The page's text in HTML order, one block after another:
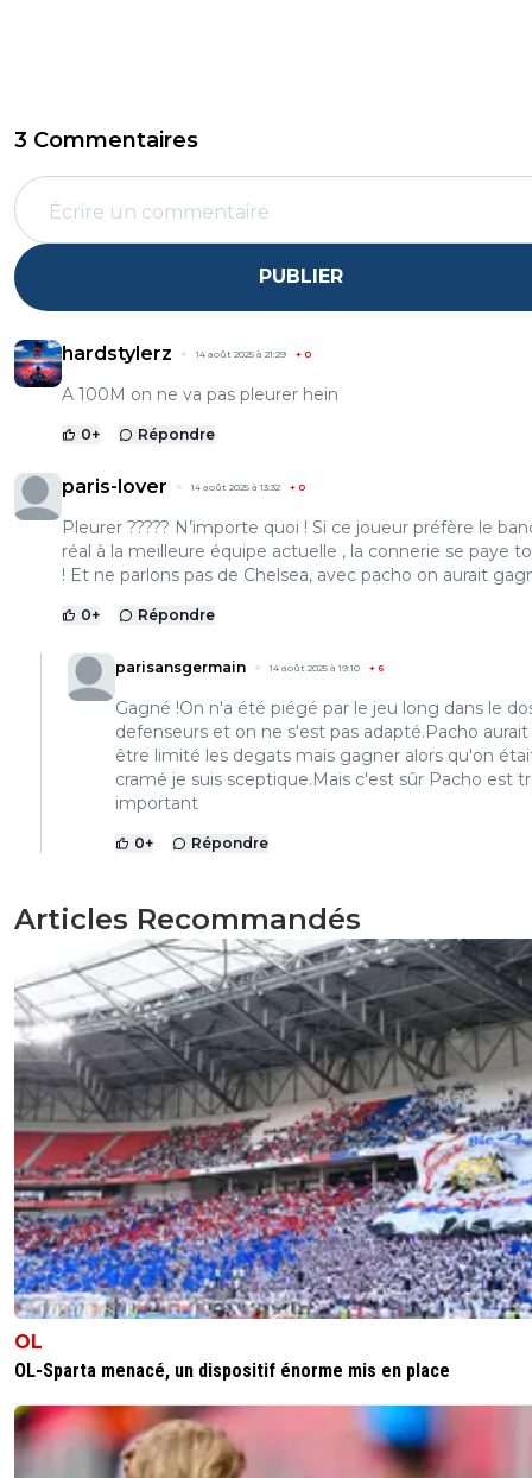
3 Commentaires
PUBLIER
hardstylerz 14 août 2025 à 21:29 + 0
A 100M on ne va pas pleurer hein
0+ Répondre
paris-lover 14 août 2025 à 13:32 + 0
Pleurer ????? N’importe quoi ! Si ce joueur préfère le
réal à la meilleure équipe actuelle , la connerie se paye
! Et ne parlons pas de Chelsea, avec pacho on aurait
0+ Répondre
parisansgermain 14 août 2025 à 19:10 + 6
Gagné !On n'a été piégé par le jeu long dans le
defenseurs et on ne s'est pas adapté.Pacho
être limité les degats mais gagner alors qu'on
cramé je suis sceptique.Mais c'est sûr Pacho est
important
0+ Répondre
Articles Recommandés
OL
OL-Sparta menacé, un dispositif énorme mis en place